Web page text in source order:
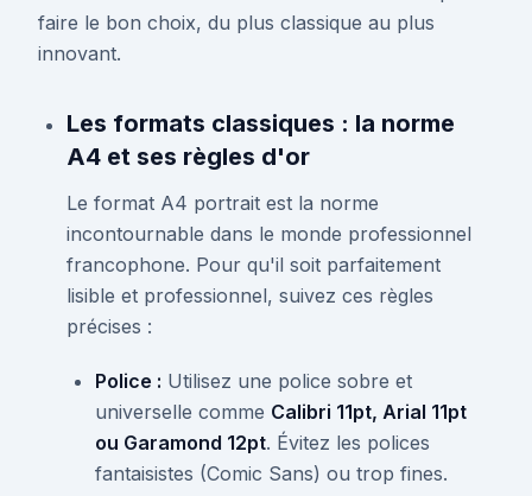
faire le bon choix, du plus classique au plus
innovant.
Les formats classiques : la norme
A4 et ses règles d'or
Le format A4 portrait est la norme
incontournable dans le monde professionnel
francophone. Pour qu'il soit parfaitement
lisible et professionnel, suivez ces règles
précises :
Police : Utilisez une police sobre et
universelle comme Calibri 11pt, Arial 11pt
ou Garamond 12pt. Évitez les polices
fantaisistes (Comic Sans) ou trop fines.